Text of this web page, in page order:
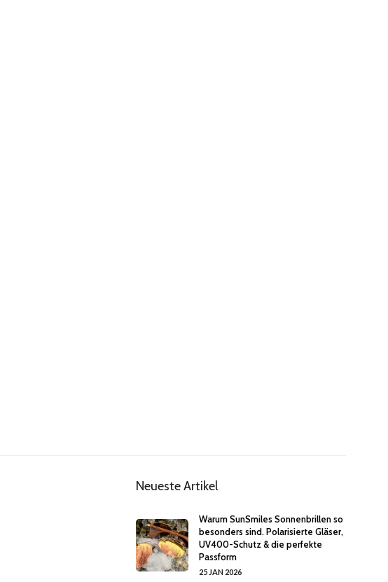
Neueste Artikel
Warum SunSmiles Sonnenbrillen so
besonders sind. Polarisierte Gläser,
UV400-Schutz & die perfekte
Passform
25 JAN 2026